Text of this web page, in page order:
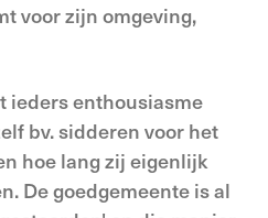
voor zijn omgeving,
ieders enthousiasme
bv. sidderen voor het
hoe lang zij eigenlijk
De goedgemeente is al